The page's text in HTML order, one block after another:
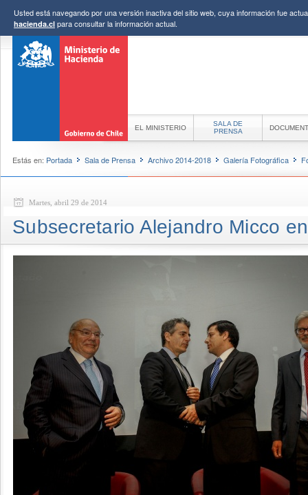
Usted está navegando por una versión inactiva del sitio web, cuya información fue
hacienda.cl para consultar la información actual.
EL MINISTERIO
SALA DE
PRENSA
Estás en: Portada Sala de Prensa Archivo 2014-2018 Galería Fotográfica
Martes, abril 29 de 2014
Subsecretario Alejandro Micco